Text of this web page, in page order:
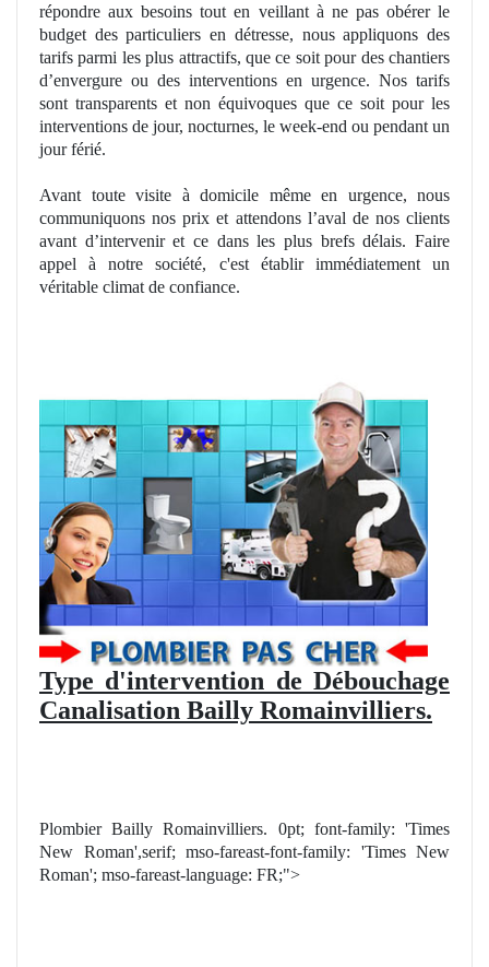
répondre aux besoins tout en veillant à ne pas obérer le
budget des particuliers en détresse, nous appliquons des
tarifs parmi les plus attractifs, que ce soit pour des chantiers
d’envergure ou des interventions en urgence. Nos tarifs
sont transparents et non équivoques que ce soit pour les
interventions de jour, nocturnes, le week-end ou pendant un
jour férié.
Avant toute visite à domicile même en urgence, nous
communiquons nos prix et attendons l’aval de nos clients
avant d’intervenir et ce dans les plus brefs délais. Faire
appel à notre société, c'est établir immédiatementun
véritable climat de confiance.
Type d'intervention de Débouchage
Canalisation Bailly Romainvilliers.
Plombier Bailly Romainvilliers. 0pt; font-family: 'Times
New Roman',serif; mso-fareast-font-family: 'Times New
Roman'; mso-fareast-language: FR;">